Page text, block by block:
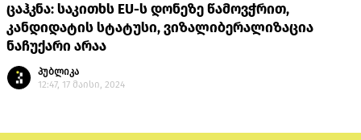
ცაჰკნა: საკითხს EU-ს დონეზე წამოვჭრით,
კანდიდატის სტატუსი, ვიზალიბერალიზაცია
ნაჩუქარი არაა
პუბლიკა
12:47, 17 მაისი, 2024